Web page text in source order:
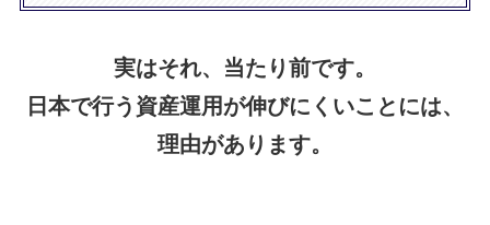
実はそれ、当たり前です。
日本で行う資産運用が伸びにくいことには、
理由があります。